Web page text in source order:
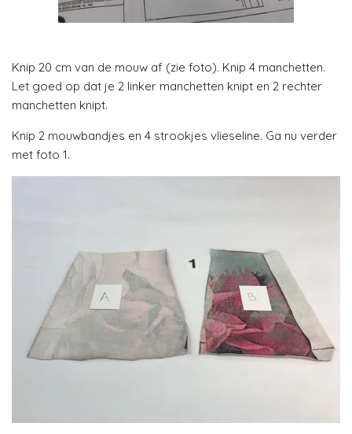
Knip 20 cm van de mouw af (zie foto). Knip 4 manchetten.
Let goed op dat je 2 linker manchetten knipt en 2 rechter
manchetten knipt.
Knip 2 mouwbandjes en 4 strookjes vlieseline. Ga nu verder
met foto 1.